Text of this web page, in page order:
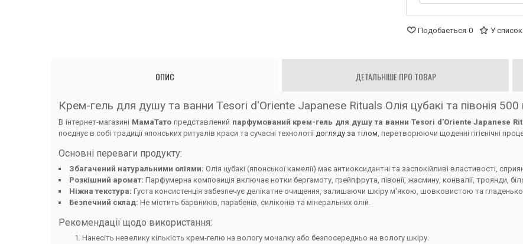
Подобається 0 У
ОПИС ДЕТАЛЬНІШЕ ПРО ТОВАР
Крем-гель для душу та ванни Tesori d'Oriente Japanese Rituals Олія цубакі та півонія 500
В інтернет-магазині МамаТатопредставлений парфумований крем-гель для душу та ванни Tesori d'Oriente Japanese
поєднує в собі традиції японських ритуалів краси та сучасні технологіїдогляду за тілом, перетворюючи щоденні гігієнічні
Основні переваги продукту:
Збагачений натуральними оліями: Олія цубакі (японської камелії) має антиоксидантні та заспокійливі властивості,
Розкішний аромат: Парфумерна композиція включає нотки бергамоту, грейпфрута, півонії, жасмину, конвалії, троянди,
Ніжна текстура: Густа консистенція забезпечує делікатне очищення, залишаючи шкіру м'якою, шовковистою та
Безпечний склад: Не містить барвників, парабенів, силіконів та мінеральних олій.
Рекомендації щодо використання:
Нанесіть невелику кількість крем-гелю на вологу мочалку або безпосередньо на вологу шкіру.